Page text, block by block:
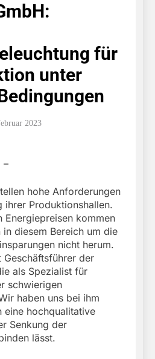
für
unter
2023
–
hohe Anforderungen
ihrer Produktionshallen.
Energiepreisen kommen
diesem Bereich um die
nicht herum.
der
als Spezialist für
schwierigen
haben uns bei ihm
hochqualitative
Senkung der
lässt.